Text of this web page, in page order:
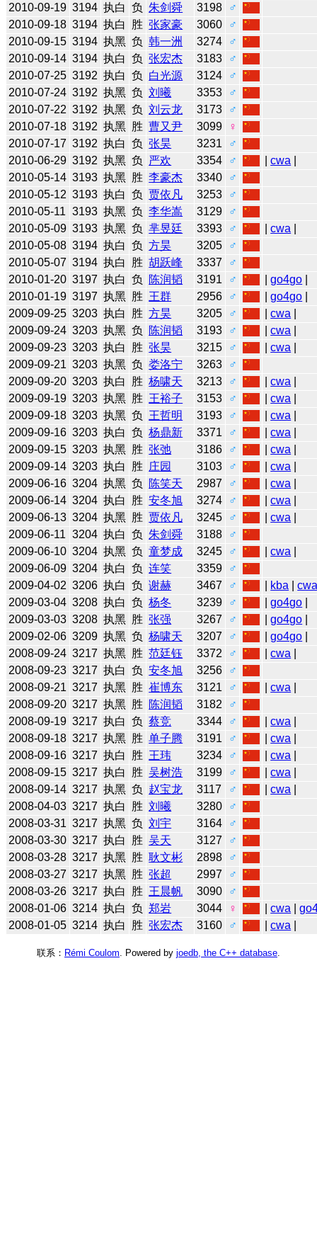
2010-09-19 3194 执白 负 朱剑舜 3198
♂
2010-09-18 3194 执白 胜 张家豪 3060
♂
2010-09-15 3194 执黑 负 韩一洲 3274
♂
2010-09-14 3194 执白 负 张宏杰 3183
♂
2010-07-25 3192 执白 负 白光源 3124
♂
2010-07-24 3192 执黑 负 刘曦 3353
♂
2010-07-22 3192 执黑 负 刘云龙 3173
♂
2010-07-18 3192 执黑 胜 曹又尹 3099
♀
2010-07-17 3192 执白 负 张昊 3231
♂
2010-06-29 3192 执黑 负 严欢 3354 ♂ |cwa
2010-05-14 3193 执黑 胜 李豪杰 3340
♂
2010-05-12 3193 执白 负 贾依凡 3253
♂
2010-05-11 3193 执黑 负 李华嵩 3129
♂
2010-05-09 3193 执黑 负 芈昱廷 3393 ♂ |cwa
2010-05-08 3194 执白 负 方昊 3205
♂
2010-05-07 3194 执白 胜 胡跃峰 3337
♂
2010-01-20 3197 执白 负 陈润韬 3191 ♂ |go4go
2010-01-19 3197 执黑 胜 王群 2956 ♂ |go4go
2009-09-25 3203 执白 胜 方昊 3205 ♂ |cwa
2009-09-24 3203 执黑 负 陈润韬 3193 ♂ |cwa
2009-09-23 3203 执白 胜 张昊 3215 ♂ |cwa
2009-09-21 3203 执黑 负 娄洛宁 3263
♂
2009-09-20 3203 执白 胜 杨啸天 3213 ♂ |cwa
2009-09-19 3203 执黑 胜 王裕子 3153 ♂ |cwa
2009-09-18 3203 执黑 负 王哲明 3193 ♂ |cwa
2009-09-16 3203 执白 负 杨鼎新 3371 ♂ |cwa
2009-09-15 3203 执黑 胜 张弛 3186 ♂ |cwa
2009-09-14 3203 执白 胜 庄园 3103 ♂ |cwa
2009-06-16 3204 执黑 负 陈笑天 2987 ♂ |cwa
2009-06-14 3204 执白 胜 安冬旭 3274 ♂ |cwa
2009-06-13 3204 执黑 胜 贾依凡 3245 ♂ |cwa
2009-06-11 3204 执白 负 朱剑舜 3188
♂
2009-06-10 3204 执黑 负 童梦成 3245 ♂ |cwa
2009-06-09 3204 执白 负 连笑 3359
♂
2009-04-02 3206 执白 负 谢赫 3467 ♂ kba |
2009-03-04 3208 执白 负 杨冬 3239 ♂ |go4go
2009-03-03 3208 执黑 胜 张强 3267 ♂ |go4go
2009-02-06 3209 执黑 负 杨啸天 3207 ♂ |go4go
2008-09-24 3217 执黑 胜 范廷钰 3372 ♂ |cwa
2008-09-23 3217 执白 负 安冬旭 3256
♂
2008-09-21 3217 执黑 胜 崔博东 3121 ♂ |cwa
2008-09-20 3217 执黑 胜 陈润韬 3182
♂
2008-09-19 3217 执白 负 蔡竞 3344 ♂ |cwa
2008-09-18 3217 执黑 胜 单子腾 3191 ♂ |cwa
2008-09-16 3217 执白 胜 王玮 3234 ♂ |cwa
2008-09-15 3217 执白 胜 吴树浩 3199 ♂ |cwa
2008-09-14 3217 执黑 负 赵宝龙 3117 ♂ |cwa
2008-04-03 3217 执白 胜 刘曦 3280
♂
2008-03-31 3217 执黑 负 刘宇 3164
♂
2008-03-30 3217 执白 胜 吴天 3127
♂
2008-03-28 3217 执黑 胜 耿文彬 2898
♂
2008-03-27 3217 执黑 胜 张超 2997
♂
2008-03-26 3217 执白 胜 王晨帆 3090
♂
2008-01-06 3214 执白 负 郑岩 3044 ♀ |cwa |
2008-01-05 3214 执白 胜 张宏杰 3160 ♂ |cwa
联系： Rémi Coulom . Powered by joedb, the C++ database